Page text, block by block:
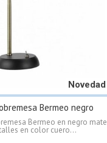
Novedad
Bermeo negro
Bermeo en negro mate
en color cuero...